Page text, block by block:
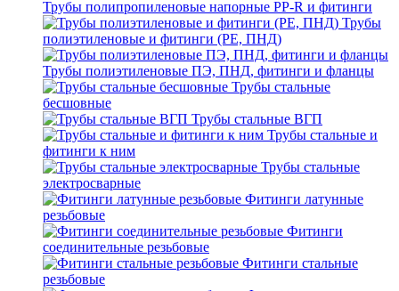
Трубы полипропиленовые напорные PP-R и фитинги
Трубы
полиэтиленовые и фитинги (PE, ПНД)
Трубы полиэтиленовые ПЭ, ПНД, фитинги и фланцы
Трубы стальные
бесшовные
Трубы стальные ВГП
Трубы стальные и
фитинги к ним
Трубы стальные
электросварные
Фитинги латунные
резьбовые
Фитинги
соединительные резьбовые
Фитинги стальные
резьбовые